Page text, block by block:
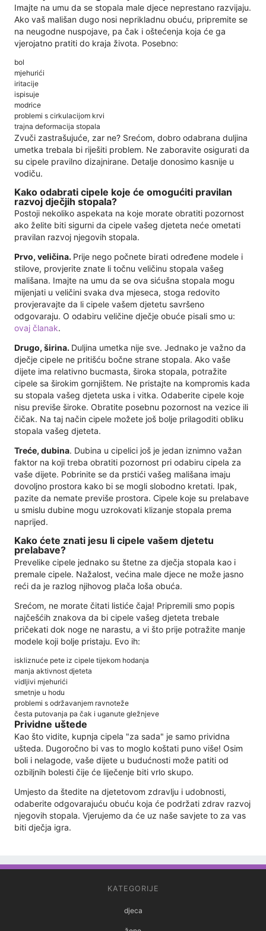
Imajte na umu da se stopala male djece neprestano razvijaju.
Ako vaš mališan dugo nosi neprikladnu obuću, pripremite se
na neugodne nuspojave, pa čak i oštećenja koja će ga
vjerojatno pratiti do kraja života. Posebno:
bol
mjehurići
iritacije
ispisuje
modrice
problemi s cirkulacijom krvi
trajna deformacija stopala
Zvuči zastrašujuće, zar ne? Srećom, dobro odabrana duljina
umetka trebala bi riješiti problem. Ne zaboravite osigurati da
su cipele pravilno dizajnirane. Detalje donosimo kasnije u
vodiču.
Kako odabrati cipele koje će omogućiti pravilan
razvoj dječjih stopala?
Postoji nekoliko aspekata na koje morate obratiti pozornost
ako želite biti sigurni da cipele vašeg djeteta neće ometati
pravilan razvoj njegovih stopala.
Prvo, veličina. Prije nego počnete birati određene modele i
stilove, provjerite znate li točnu veličinu stopala vašeg
mališana. Imajte na umu da se ova sićušna stopala mogu
mijenjati u veličini svaka dva mjeseca, stoga redovito
provjeravajte da li cipele vašem djetetu savršeno
odgovaraju. O odabiru veličine dječje obuće pisali smo u:
ovaj članak.
Drugo, širina. Duljina umetka nije sve. Jednako je važno da
dječje cipele ne pritišću bočne strane stopala. Ako vaše
dijete ima relativno bucmasta, široka stopala, potražite
cipele sa širokim gornjištem. Ne pristajte na kompromis kada
su stopala vašeg djeteta uska i vitka. Odaberite cipele koje
nisu previše široke. Obratite posebnu pozornost na vezice ili
čičak. Na taj način cipele možete još bolje prilagoditi obliku
stopala vašeg djeteta.
Treće, dubina. Dubina u cipelici još je jedan iznimno važan
faktor na koji treba obratiti pozornost pri odabiru cipela za
vaše dijete. Pobrinite se da prstići vašeg mališana imaju
dovoljno prostora kako bi se mogli slobodno kretati. Ipak,
pazite da nemate previše prostora. Cipele koje su prelabave
u smislu dubine mogu uzrokovati klizanje stopala prema
naprijed.
Kako ćete znati jesu li cipele vašem djetetu
prelabave?
Prevelike cipele jednako su štetne za dječja stopala kao i
premale cipele. Nažalost, većina male djece ne može jasno
reći da je razlog njihovog plača loša obuća.
Srećom, ne morate čitati listiće čaja! Pripremili smo popis
najčešćih znakova da bi cipele vašeg djeteta trebale
pričekati dok noge ne narastu, a vi što prije potražite manje
modele koji bolje pristaju. Evo ih:
iskliznuće pete iz cipele tijekom hodanja
manja aktivnost djeteta
vidljivi mjehurići
smetnje u hodu
problemi s održavanjem ravnoteže
česta putovanja pa čak i uganute gležnjeve
Prividne uštede
Kao što vidite, kupnja cipela "za sada" je samo prividna
ušteda. Dugoročno bi vas to moglo koštati puno više! Osim
boli i nelagode, vaše dijete u budućnosti može patiti od
ozbiljnih bolesti čije će liječenje biti vrlo skupo.
Umjesto da štedite na djetetovom zdravlju i udobnosti,
odaberite odgovarajuću obuću koja će podržati zdrav razvoj
njegovih stopala. Vjerujemo da će uz naše savjete to za vas
biti dječja igra.
KATEGORIJE
djeca